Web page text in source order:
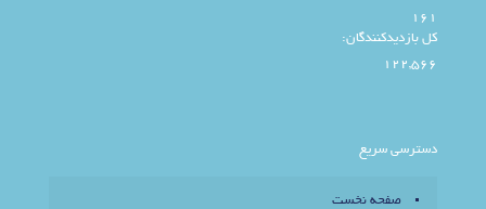
161
کل بازدیدکنند‌گان:
122,566
دسترسی سریع
صفحه نخست